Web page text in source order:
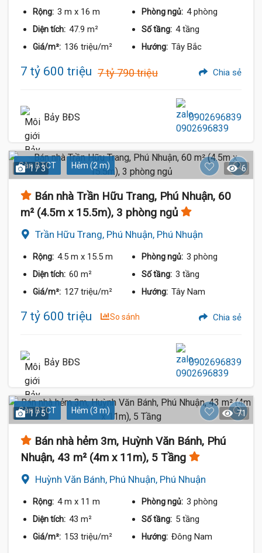
Rộng: 3 m x 16 m Phòng ngủ: 4 phòng
Diện tích: 47.9 m² Số tầng: 4 tầng
Giá/m²: 136 triệu/m² Hướng: Tây Bắc
7 tỷ 600 triệu 7 tỷ 790 triệu Chia sẻ
Bảy BĐS 0902696839
Sàn BTCT Hẻm (2 m)
1 / 3 6
Bán nhà Trần Hữu Trang, Phú Nhuận, 60
m² (4.5m x 15.5m), 3 phòng ngủ
Trần Hữu Trang, Phú Nhuận, Phú Nhuận
Rộng: 4.5 m x 15.5 m Phòng ngủ: 3 phòng
Diện tích: 60 m² Số tầng: 3 tầng
Giá/m²: 127 triệu/m² Hướng: Tây Nam
7 tỷ 600 triệu So sánh Chia sẻ
Bảy BĐS 0902696839
Sàn BTCT Hẻm (3 m)
1 / 5 71
Bán nhà hẻm 3m, Huỳnh Văn Bánh, Phú
Nhuận, 43 m² (4m x 11m), 5 Tầng
Huỳnh Văn Bánh, Phú Nhuận, Phú Nhuận
Rộng: 4 m x 11 m Phòng ngủ: 3 phòng
Diện tích: 43 m² Số tầng: 5 tầng
Giá/m²: 153 triệu/m² Hướng: Đông Nam